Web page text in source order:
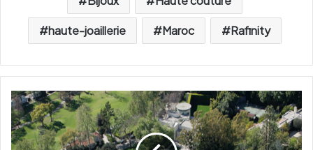
haute-joaillerie Maroc Rafinity
L
e
f
u